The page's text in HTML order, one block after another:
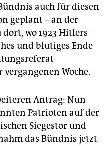
auch für diesen
geplant – an der
wo 1923 Hitlers
und blutiges Ende
Woche.
Antrag: Nun
Patrioten auf der
Siegestor und
das Bündnis jetzt